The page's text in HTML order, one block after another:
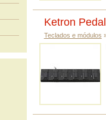
Ketron
Teclados e módulos